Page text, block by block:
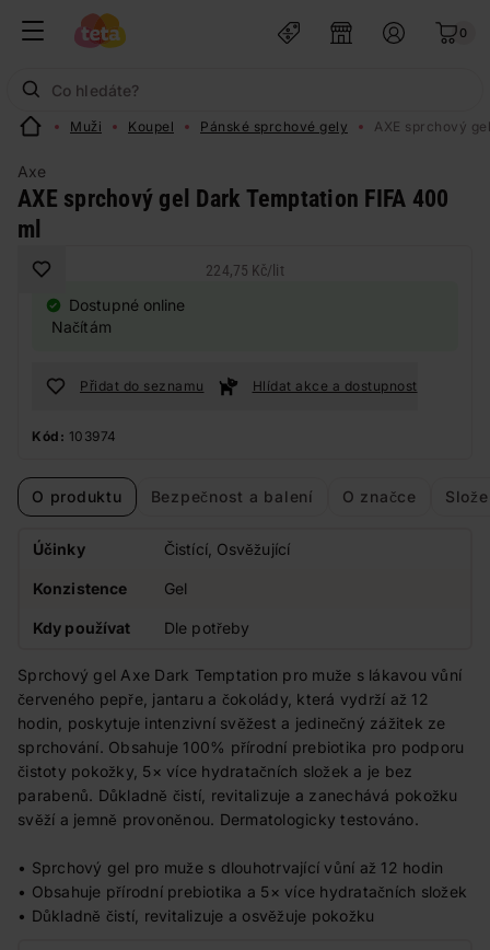
0
Muži Koupel Pánské sprchové gely AXE sprchový
Axe
AXE sprchový gel Dark Temptation FIFA 400
ml
224,75 Kč/ lit
Dostupné online
Načítám
Přidat do seznamu Hlídat akce a dostupnost
Kód: 103974
O produktu Bezpečnost a balení O značce
Účinky Čistící, Osvěžující
Konzistence Gel
Kdy používat Dle potřeby
Sprchový gel Axe Dark Temptation pro muže s lákavou vůní
červeného pepře, jantaru a čokolády, která vydrží až 12
hodin, poskytuje intenzivní svěžest a jedinečný zážitek ze
sprchování. Obsahuje 100% přírodní prebiotika pro podporu
čistoty pokožky, 5× více hydratačních složek a je bez
parabenů. Důkladně čistí, revitalizuje a zanechává pokožku
svěží a jemně provoněnou. Dermatologicky testováno.
• Sprchový gel pro muže s dlouhotrvající vůní až 12 hodin
• Obsahuje přírodní prebiotika a 5× více hydratačních složek
• Důkladně čistí, revitalizuje a osvěžuje pokožku